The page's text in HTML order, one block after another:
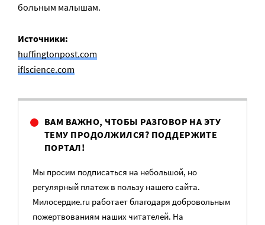
больным малышам.
Источники:
huffingtonpost.com
iflscience.com
ВАМ ВАЖНО, ЧТОБЫ РАЗГОВОР НА ЭТУ
ТЕМУ ПРОДОЛЖИЛСЯ? ПОДДЕРЖИТЕ
ПОРТАЛ!
Мы просим подписаться на небольшой, но
регулярный платеж в пользу нашего сайта.
Милосердие.ru работает благодаря добровольным
пожертвованиям наших читателей. На